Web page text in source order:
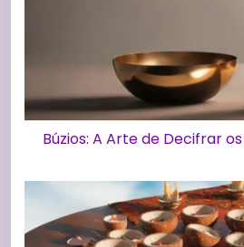
Búzios: A Arte de Decifrar